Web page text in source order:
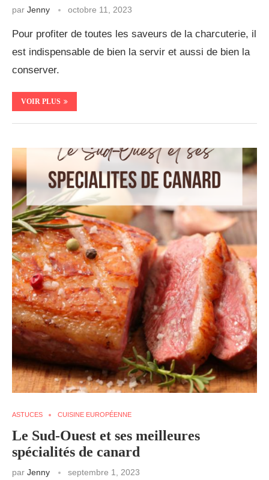
par Jenny octobre 11, 2023
Pour profiter de toutes les saveurs de la charcuterie, il
est indispensable de bien la servir et aussi de bien la
conserver.
VOIR PLUS
ASTUCES CUISINE EUROPÉENNE
Le Sud-Ouest et ses meilleures
spécialités de canard
par Jenny septembre 1, 2023